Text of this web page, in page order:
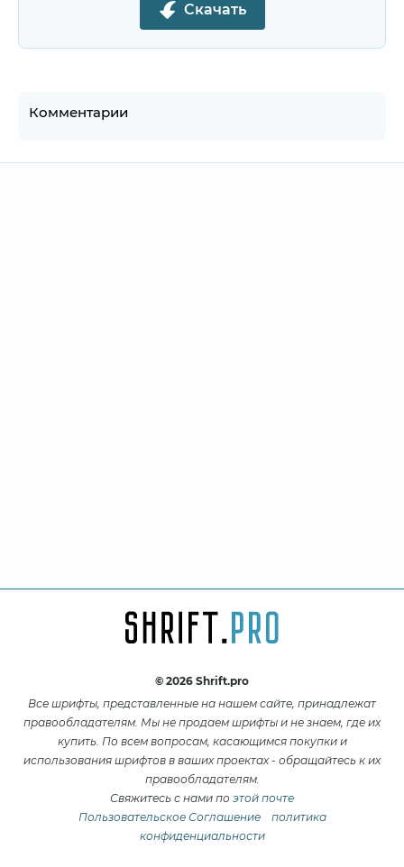
Скачать
Комментарии
© 2026 Shrift.pro
Все шрифты, представленные на нашем сайте, принадлежат
правообладателям. Мы не продаем шрифты и не знаем, где их
купить. По всем вопросам, касающимся покупки и
использования шрифтов в ваших проектах - обращайтесь к их
правообладателям.
Свяжитесь с нами по этой почте
Пользовательское Соглашение
политика
конфиденциальности